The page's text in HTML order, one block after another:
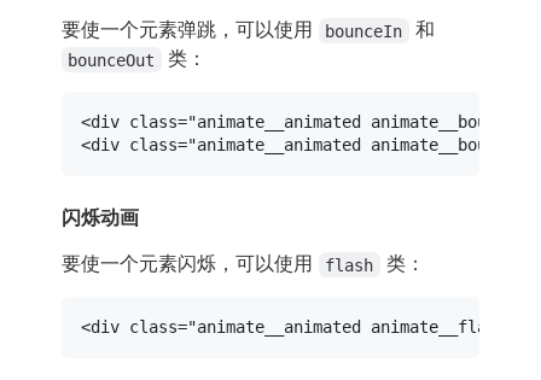
要使一个元素弹跳，可以使用
bounceIn 和
bounceOut 类：
<div class="animate__animated
<div class="animate__animated
闪烁动画
要使一个元素闪烁，可以使用
flash 类：
<div class="animate__animated animate__flash"